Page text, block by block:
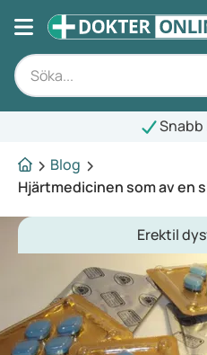
Snabb
Blog
Hjärtmedicinen som av en
Erektil